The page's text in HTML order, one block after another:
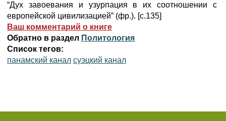
“Дух завоевания и узурпация в их соотношении с
европейской цивилизацией” (фр.). [с.135]
Ваш комментарий о книге
Обратно в раздел Политология
Список тегов:
панамский канал суэцкий канал